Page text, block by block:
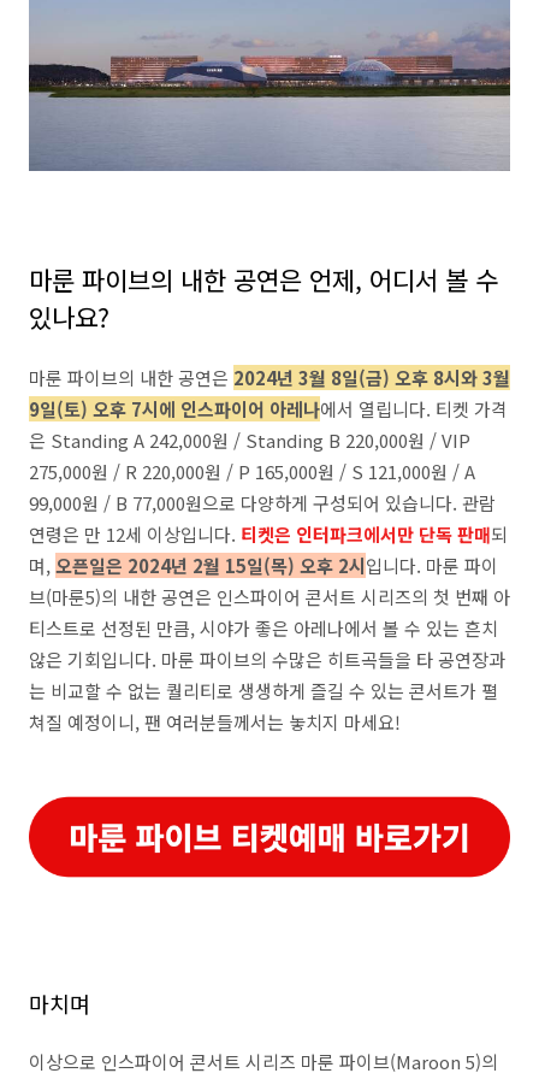
마룬 파이브의 내한 공연은 언제, 어디서 볼 수
있나요?
마룬 파이브의 내한 공연은 2024년 3월 8일(금) 오후 8시와 3월
9일(토) 오후 7시에 인스파이어 아레나에서 열립니다. 티켓 가격
은 Standing A 242,000원 / Standing B 220,000원 / VIP
275,000원 / R 220,000원 / P 165,000원 / S 121,000원 / A
99,000원 / B 77,000원으로 다양하게 구성되어 있습니다. 관람
연령은 만 12세 이상입니다. 티켓은 인터파크에서만 단독 판매되
며,오픈일은 2024년 2월 15일(목) 오후 2시입니다. 마룬 파이
브(마룬5)의 내한 공연은 인스파이어 콘서트 시리즈의 첫 번째 아
티스트로 선정된 만큼, 시야가 좋은 아레나에서 볼 수 있는 흔치
않은 기회입니다. 마룬 파이브의 수많은 히트곡들을 타 공연장과
는 비교할 수 없는 퀄리티로 생생하게 즐길 수 있는 콘서트가 펼
쳐질 예정이니, 팬 여러분들께서는 놓치지 마세요!
마치며
이상으로 인스파이어 콘서트 시리즈 마룬 파이브(Maroon 5)의